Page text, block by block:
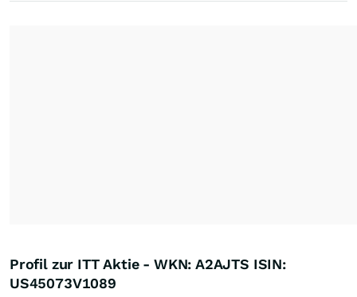
Profil zur ITT Aktie - WKN: A2AJTS ISIN:
US45073V1089